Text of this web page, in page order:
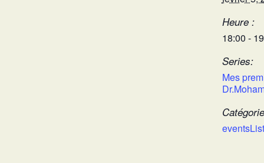
Heure :
18:00 -
Series:
Mes
eventsList